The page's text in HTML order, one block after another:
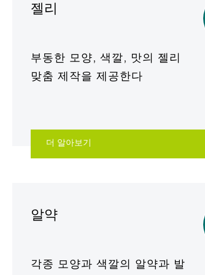
젤리
부동한 모양, 색깔, 맛의 젤리
맞춤 제작을 제공한다
더 알아보기
알약
각종 모양과 색깔의 알약과 발